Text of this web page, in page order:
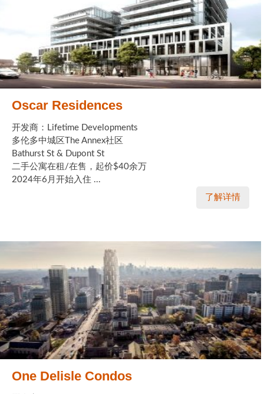
Oscar Residences
开发商：Lifetime Developments
多伦多中城区The Annex社区
Bathurst St & Dupont St
二手公寓在租/在售，起价$40余万
2024年6月开始入住 ...
了解详情
One Delisle Condos